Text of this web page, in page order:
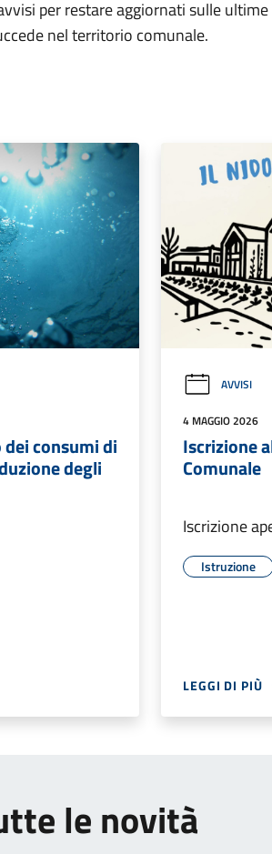
per restare aggiornati sulle ultime
nel territorio comunale.
consumi di
degli
AVVISI
4 MAGGIO 2026
Iscrizione
Comunale
Iscrizione
Istruzione
LEGGI DI PIÙ
le novità